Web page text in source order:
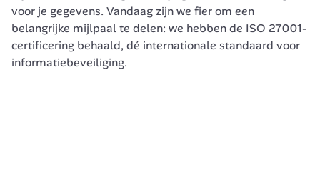
voor je gegevens. Vandaag zijn we fier om een
belangrijke mijlpaal te delen: we hebben de ISO 27001-
certificering behaald, dé internationale standaard voor
informatiebeveiliging.